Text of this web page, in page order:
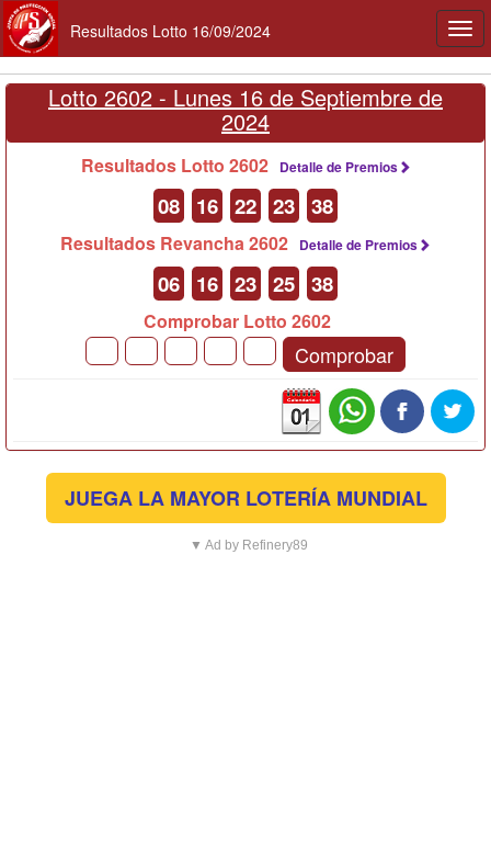
Resultados Lotto 16/09/2024
Lotto 2602 - Lunes 16 de Septiembre de
2024
Resultados Lotto 2602 Detalle de Premios
08 16 22 23 38
Resultados Revancha 2602 Detalle de Premios
06 16 23 25 38
Comprobar Lotto 2602
Comprobar
JUEGA LA MAYOR LOTERÍA MUNDIAL
▼ Ad by Refinery89